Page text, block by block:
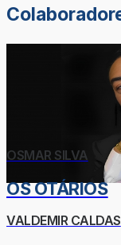
OSMAR SILVA
OS OTÁRIOS
VALDEMIR CALDAS